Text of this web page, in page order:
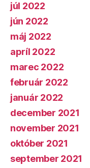
júl 2022
jún 2022
máj 2022
apríl 2022
marec 2022
február 2022
január 2022
december 2021
november 2021
október 2021
september 2021